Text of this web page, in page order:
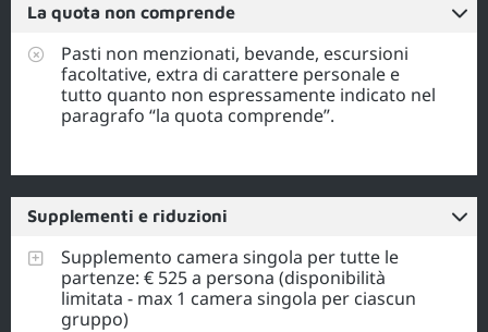
La quota non comprende
Pasti non menzionati, bevande, escursioni
facoltative, extra di carattere personale e
tutto quanto non espressamente indicato nel
paragrafo “la quota comprende”.
Supplementi e riduzioni
Supplemento camera singola per tutte le
partenze: € 525 a persona (disponibilità
limitata - max 1 camera singola per ciascun
gruppo)